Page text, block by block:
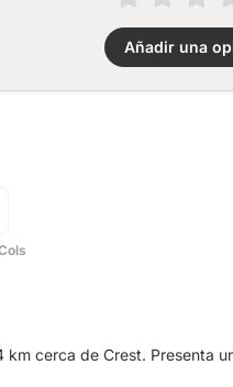
Añadir una
cerca de Crest. Presenta